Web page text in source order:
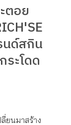
ตอย
ด์สกิน
ระโดด